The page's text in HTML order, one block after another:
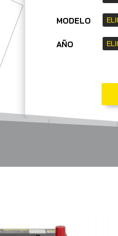
MODELO
AÑO